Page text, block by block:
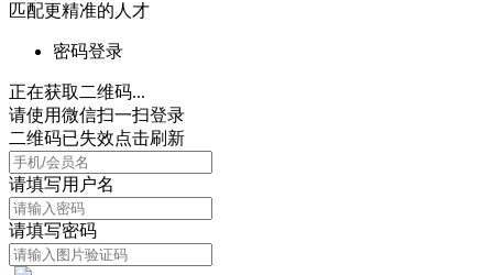
匹配更精准的人才
密码登录
正在获取二维码...
请使用微信扫一扫登录
二维码已失效点击刷新
请填写用户名
请填写密码